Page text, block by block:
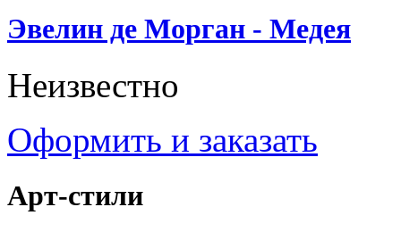
Эвелин де Морган - Медея
Неизвестно
Оформить и заказать
Арт-стили